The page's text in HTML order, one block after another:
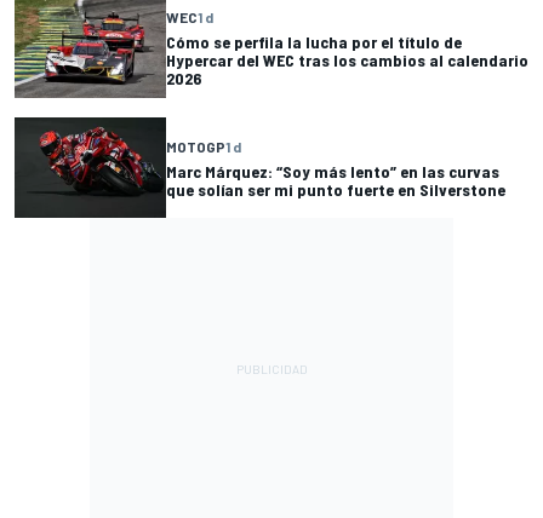
WEC1 d
Cómo se perfila la lucha por el título de
Hypercar del WEC tras los cambios al calendario
2026
MOTOGP1 d
Marc Márquez: “Soy más lento” en las curvas
que solían ser mi punto fuerte en Silverstone